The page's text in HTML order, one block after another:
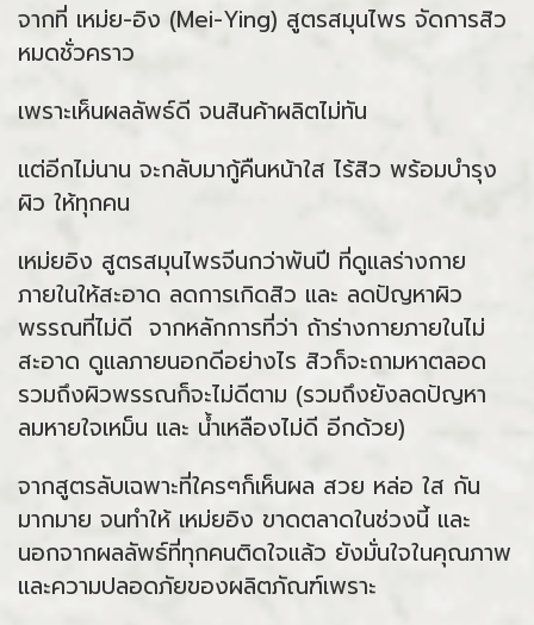
จากที่ เหม่ย-อิง (Mei-Ying) สูตรสมุนไพร จัดการสิว
หมดชั่วคราว
เพราะเห็นผลลัพธ์ดี จนสินค้าผลิตไม่ทัน
แต่อีกไม่นาน จะกลับมากู้คืนหน้าใส ไร้สิว พร้อมบำรุง
ผิว ให้ทุกคน
เหม่ยอิง สูตรสมุนไพรจีนกว่าพันปี ที่ดูแลร่างกาย
ภายในให้สะอาด ลดการเกิดสิว และ ลดปัญหาผิว
พรรณที่ไม่ดี จากหลักการที่ว่า ถ้าร่างกายภายในไม่
สะอาด ดูแลภายนอกดีอย่างไร สิวก็จะถามหาตลอด
รวมถึงผิวพรรณก็จะไม่ดีตาม (รวมถึงยังลดปัญหา
ลมหายใจเหม็น และ น้ำเหลืองไม่ดี อีกด้วย)
จากสูตรลับเฉพาะที่ใครๆก็เห็นผล สวย หล่อ ใส กัน
มากมาย จนทำให้ เหม่ยอิง ขาดตลาดในช่วงนี้ และ
นอกจากผลลัพธ์ที่ทุกคนติดใจแล้ว ยังมั่นใจในคุณภาพ
และความปลอดภัยของผลิตภัณฑ์เพราะ